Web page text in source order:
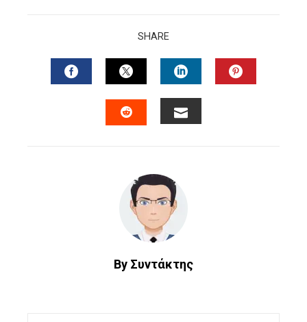
SHARE
FACEBOOKTWITTERLINKEDIN
By Συντάκτης